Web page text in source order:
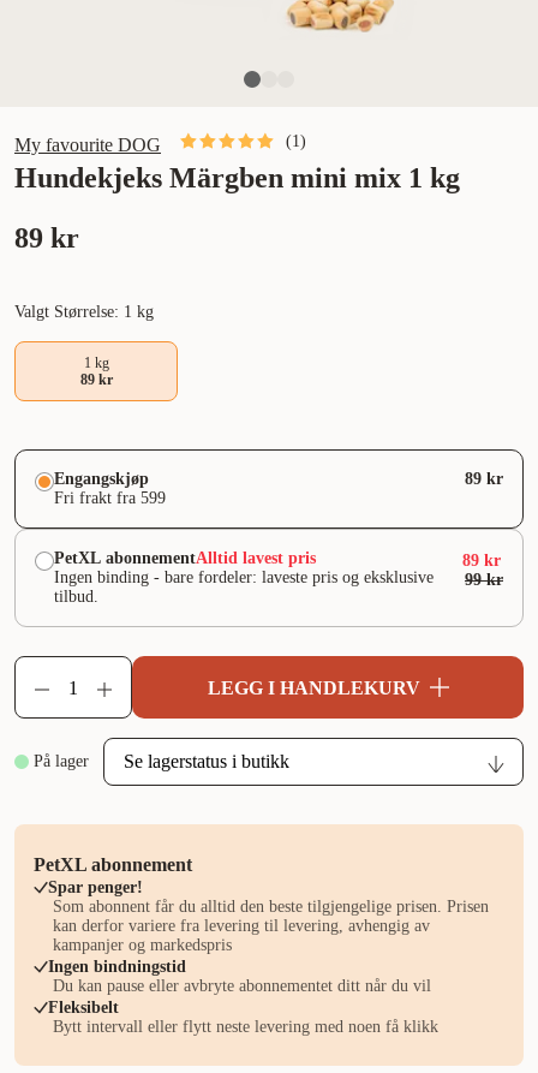
Hundekjeks Märgben mini mix 1 kg
My favourite DOG (1)
89 kr
Valgt Størrelse: 1 kg
1 kg
89 kr
Engangskjøp
Fri frakt fra 599
89 kr
PetXL abonnementAlltid lavest pris
Ingen binding - bare fordeler: laveste pris og eksklusive
tilbud.
89 kr
99 kr
LEGG I HANDLEKURV
På lager
PetXL abonnement
Spar penger!
Som abonnent får du alltid den beste tilgjengelige prisen. Prisen
kan derfor variere fra levering til levering, avhengig av
kampanjer og markedspris
Ingen bindningstid
Du kan pause eller avbryte abonnementet ditt når du vil
Fleksibelt
Bytt intervall eller flytt neste levering med noen få klikk